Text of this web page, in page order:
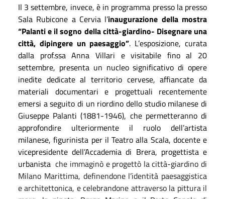
Il 3 settembre, invece, è in programma presso la presso
Sala Rubicone a Cervia l’inaugurazione della mostra
“Palanti e il sogno della città-giardino- Disegnare una
città, dipingere un paesaggio”. L’esposizione, curata
dalla prof.ssa Anna Villari e visitabile fino al 20
settembre, presenta un nucleo significativo di opere
inedite dedicate al territorio cervese, affiancate da
materiali documentari e progettuali recentemente
emersi a seguito di un riordino dello studio milanese di
Giuseppe Palanti (1881-1946), che permetteranno di
approfondire ulteriormente il ruolo dell’artista
milanese, figurinista per il Teatro alla Scala, docente e
vicepresidente dell’Accademia di Brera, progettista e
urbanista che immaginò e progettò la città-giardino di
Milano Marittima, definendone l’identità paesaggistica
e architettonica, e celebrandone attraverso la pittura il